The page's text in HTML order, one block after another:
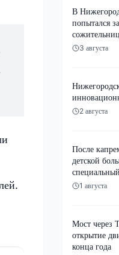
В
попытался
3 августа
2 августа
После
детской
1 августа
Мост через
открытие
конца года